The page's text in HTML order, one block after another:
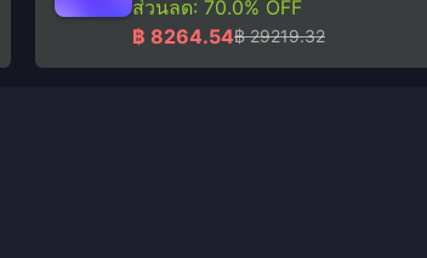
ส่วนลด: 70.0% OFF
฿ 8264.54฿ 29219.32